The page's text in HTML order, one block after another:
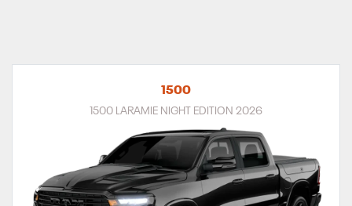
1500
1500 LARAMIE NIGHT EDITION 2026